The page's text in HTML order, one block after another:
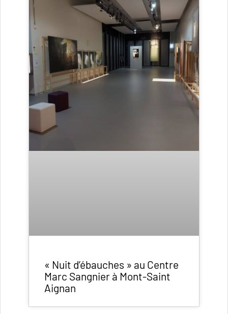
« Nuit d’ébauches » au Centre
Marc Sangnier à Mont-Saint
Aignan